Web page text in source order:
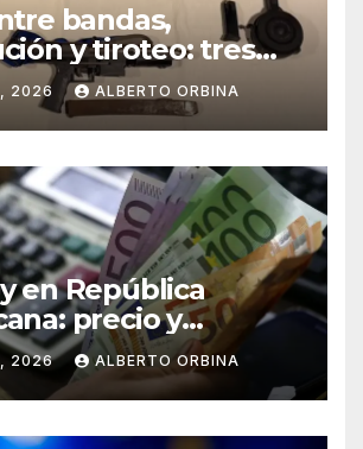
bandas,
y tiroteo: tres
y un kit para armar
2026 ALBERTO ORBINA
en República
precio y
de la divisa este
de agosto de 2026
2026 ALBERTO ORBINA